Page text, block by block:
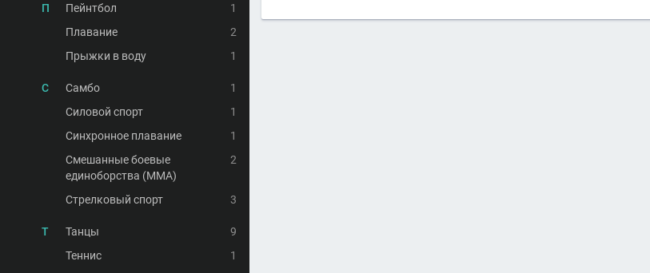
П Пейнтбол
1
Плавание
2
Прыжки в воду
1
С Самбо
1
Силовой спорт
1
Синхронное плавание
1
Смешанные боевые
единоборства (MMA)
2
Стрелковый спорт 3
Т Танцы
9
Теннис
1